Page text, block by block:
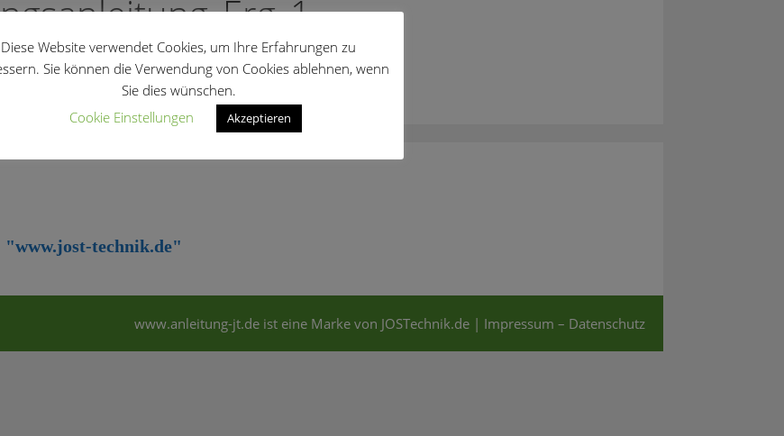
"www.jost-technik.de"
www.anleitung-jt.de ist eine Marke von JOSTechnik.de | Impressum – Datenschutz
Diese Website verwendet Cookies, um Ihre Erfahrungen zu
Sie können die Verwendung von Cookies ablehnen, wenn
Sie dies wünschen.
Cookie Einstellungen
Akzeptieren